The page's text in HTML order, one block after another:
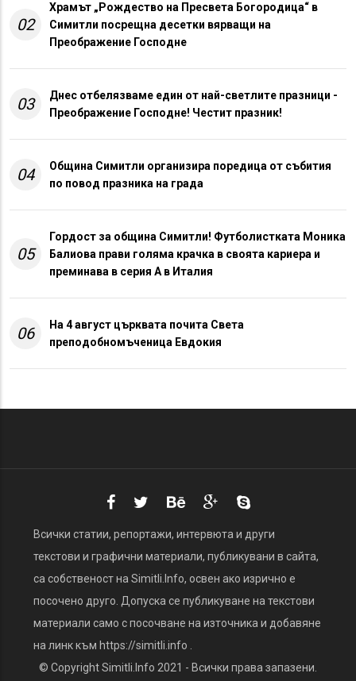
02
Храмът „Рождество на Пресвета Богородица“ в
Симитли посрещна десетки вярващи на
Преображение Господне
03
Днес отбелязваме един от най-светлите празници -
Преображение Господне! Честит празник!
04
Община Симитли организира поредица от събития
по повод празника на града
05
Гордост за община Симитли! Футболистката Моника
Балиова прави голяма крачка в своята кариера и
преминава в серия А в Италия
06
На 4 август църквата почита Света
преподобномъченица Евдокия
Всички статии, репортажи, интервюта и други
текстови и графични материали, публикувани в сайта,
са собственост на Simitli.Info, освен ако изрично е
посочено друго. Допуска се публикуване на текстови
материали само с посочване на източника и добавяне
на линк към https://simitli.info .
© Copyright Simitli.Info 2021 - Всички права запазени.